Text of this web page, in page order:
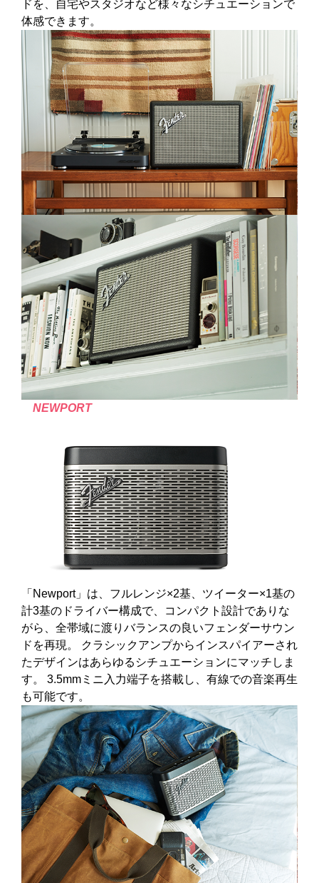
ドを、自宅やスタジオなど様々なシチュエーションで
体感できます。
NEWPORT
「Newport」は、フルレンジ×2基、ツイーター×1基の
計3基のドライバー構成で、コンパクト設計でありな
がら、全帯域に渡りバランスの良いフェンダーサウン
ドを再現。 クラシックアンプからインスパイアーされ
たデザインはあらゆるシチュエーションにマッチしま
す。 3.5mmミニ入力端子を搭載し、有線での音楽再生
も可能です。